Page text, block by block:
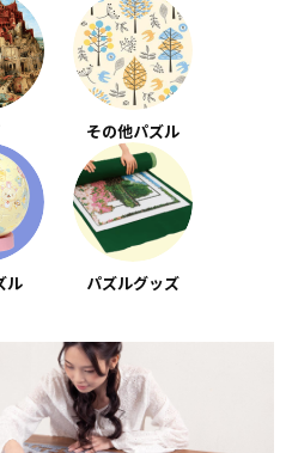
その他パズル
ル パズルグッズ